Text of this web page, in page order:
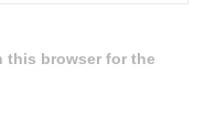
this browser for the